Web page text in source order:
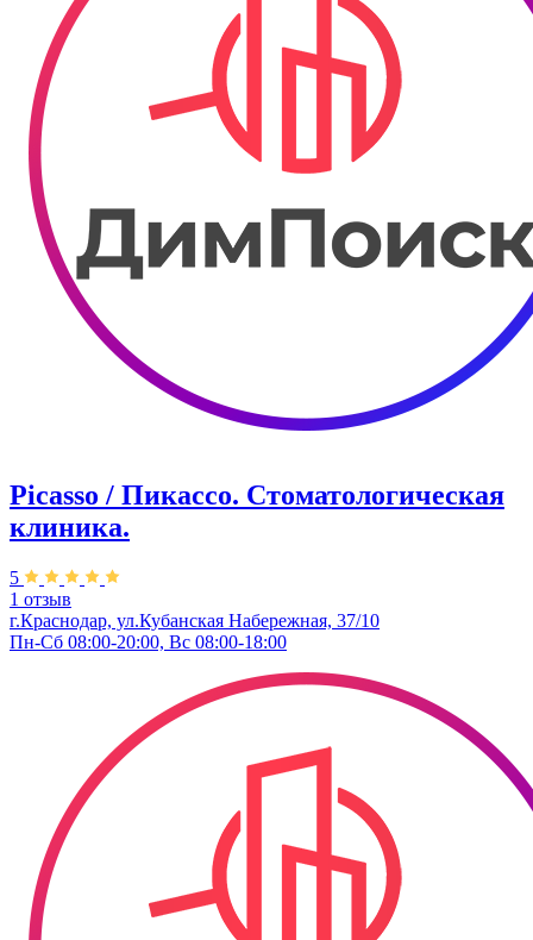
Picasso / Пикассо. Стоматологическая
клиника.
5
1 отзыв
г.Краснодар, ул.Кубанская Набережная, 37/10
Пн-Сб 08:00-20:00, Вс 08:00-18:00